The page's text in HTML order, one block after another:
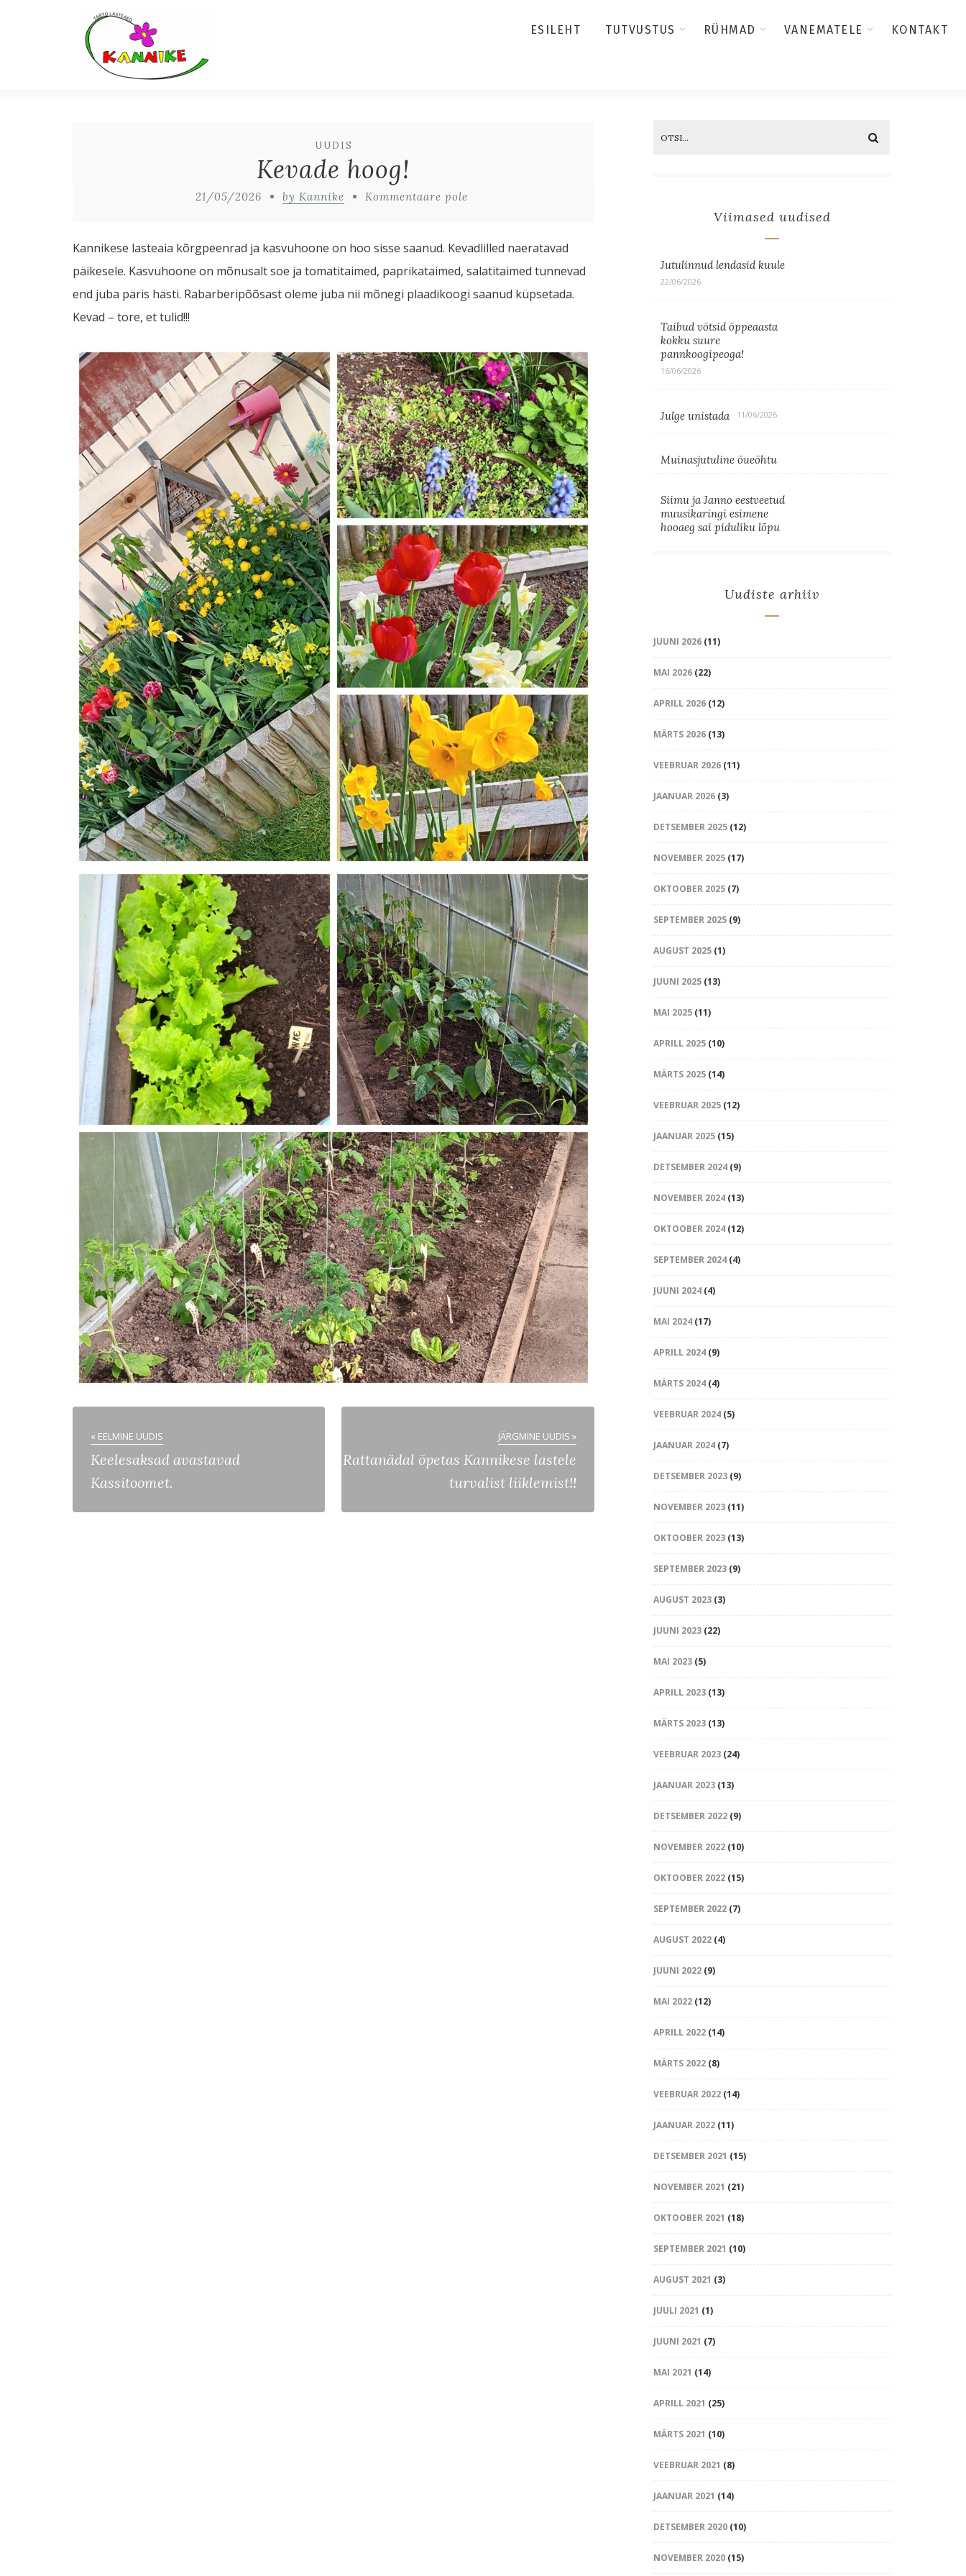
ESILEHT TUTVUSTUS RÜHMAD VANEMATELE KONTAKT
UUDIS
Kevade hoog!
21/05/2026 by Kannike Kommentaare pole
Kannikese lasteaia kõrgpeenrad ja kasvuhoone on hoo sisse saanud. Kevadlilled naeratavad
päikesele. Kasvuhoone on mõnusalt soe ja tomatitaimed, paprikataimed, salatitaimed tunnevad
end juba päris hästi. Rabarberipõõsast oleme juba nii mõnegi plaadikoogi saanud küpsetada.
Kevad – tore, et tulid!!!
« EELMINE UUDIS
Keelesaksad avastavad
Kassitoomet.
JÄRGMINE UUDIS »
Rattanädal õpetas Kannikese lastele
turvalist liiklemist!!
Viimased uudised
Jutulinnud lendasid kuule
22/06/2026
Taibud võtsid õppeaasta
kokku suure
pannkoogipeoga!
16/06/2026
Julge unistada 11/06/2026
Muinasjutuline õueõhtu
Siimu ja Janno eestveetud
muusikaringi esimene
hooaeg sai piduliku lõpu
Uudiste arhiiv
JUUNI 2026(11)
MAI 2026(22)
APRILL 2026(12)
MÄRTS 2026(13)
VEEBRUAR 2026(11)
JAANUAR 2026(3)
DETSEMBER 2025(12)
NOVEMBER 2025(17)
OKTOOBER 2025(7)
SEPTEMBER 2025(9)
AUGUST 2025(1)
JUUNI 2025(13)
MAI 2025(11)
APRILL 2025(10)
MÄRTS 2025(14)
VEEBRUAR 2025(12)
JAANUAR 2025(15)
DETSEMBER 2024(9)
NOVEMBER 2024(13)
OKTOOBER 2024(12)
SEPTEMBER 2024(4)
JUUNI 2024(4)
MAI 2024(17)
APRILL 2024(9)
MÄRTS 2024(4)
VEEBRUAR 2024(5)
JAANUAR 2024(7)
DETSEMBER 2023(9)
NOVEMBER 2023(11)
OKTOOBER 2023(13)
SEPTEMBER 2023(9)
AUGUST 2023(3)
JUUNI 2023(22)
MAI 2023(5)
APRILL 2023(13)
MÄRTS 2023(13)
VEEBRUAR 2023(24)
JAANUAR 2023(13)
DETSEMBER 2022(9)
NOVEMBER 2022(10)
OKTOOBER 2022(15)
SEPTEMBER 2022(7)
AUGUST 2022(4)
JUUNI 2022(9)
MAI 2022(12)
APRILL 2022(14)
MÄRTS 2022(8)
VEEBRUAR 2022(14)
JAANUAR 2022(11)
DETSEMBER 2021 (15)
NOVEMBER 2021 (21)
OKTOOBER 2021 (18)
SEPTEMBER 2021 (10)
AUGUST 2021 (3)
JUULI 2021 (1)
JUUNI 2021 (7)
MAI 2021 (14)
APRILL 2021 (25)
MÄRTS 2021 (10)
VEEBRUAR 2021 (8)
JAANUAR 2021 (14)
DETSEMBER 2020(10)
NOVEMBER 2020(15)